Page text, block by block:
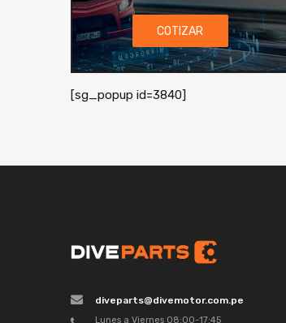
COTIZAR
[sg_popup id=3840]
diveparts@divemotor.com.pe
Lunes a Viernes 08:00-17:45